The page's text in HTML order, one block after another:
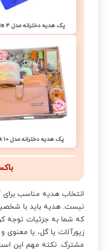
پک هدیه دخترانه مدل white 4
پک هدیه دخترانه مدل pink 10
انتخاب هدیه مناسب برای
نیست. هدیه باید با
که شما به جزئیات توجه
زیورآلات یا گل، یا
مشترک. نکته مهم این